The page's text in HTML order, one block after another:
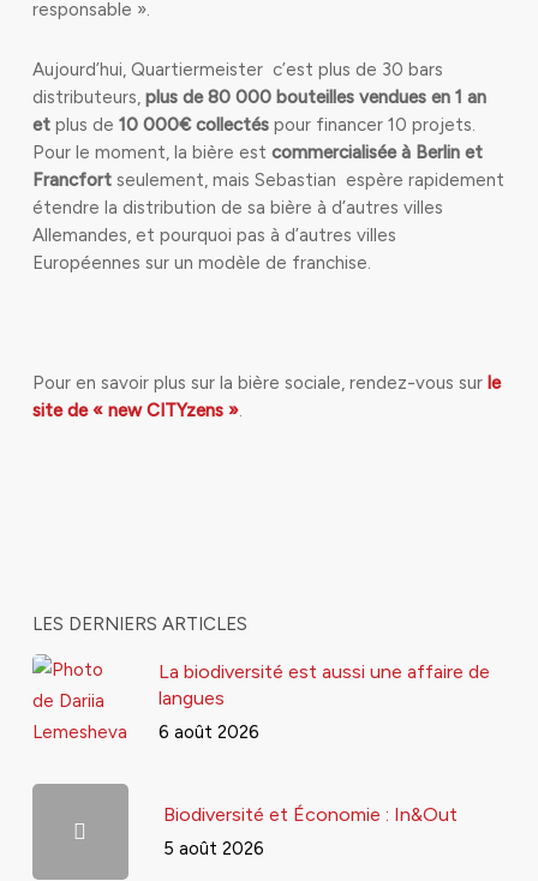
responsable ».
Aujourd’hui, Quartiermeister c’est plus de 30 bars
distributeurs, plus de 80 000 bouteilles vendues en 1 an
et plus de 10 000€ collectés pour financer 10 projets.
Pour le moment, la bière est commercialisée à Berlin et
Francfort seulement, mais Sebastian espère rapidement
étendre la distribution de sa bière à d’autres villes
Allemandes, et pourquoi pas à d’autres villes
Européennes sur un modèle de franchise.
Pour en savoir plus sur la bière sociale, rendez-vous sur le
site de « new CITYzens ».
LES DERNIERS ARTICLES
La biodiversité est aussi une affaire de
langues
6 août 2026
Biodiversité et Économie : In&Out
5 août 2026